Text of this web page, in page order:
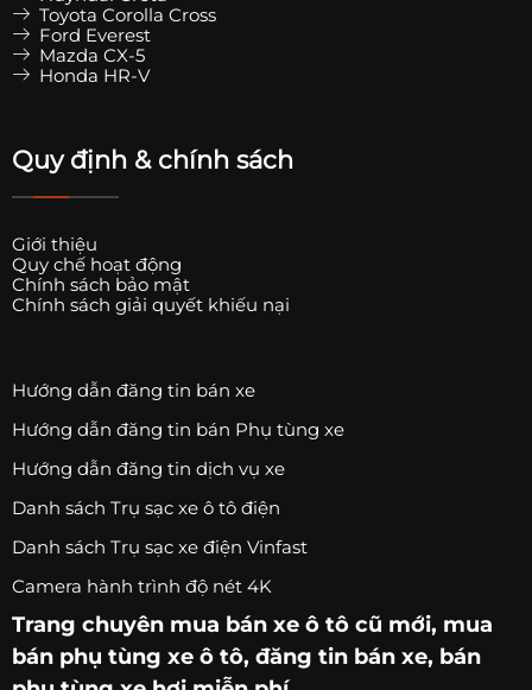
Toyota Corolla Cross
Ford Everest
Mazda CX-5
Honda HR-V
Quy định & chính sách
Giới thiệu
Quy chế hoạt động
Chính sách bảo mật
Chính sách giải quyết khiếu nại
Hướng dẫn đăng tin bán xe
Hướng dẫn đăng tin bán Phụ tùng xe
Hướng dẫn đăng tin dịch vụ xe
Danh sách Trụ sạc xe ô tô điện
Danh sách Trụ sạc xe điện Vinfast
Camera hành trình độ nét 4K
Trang chuyên mua bán xe ô tô cũ mới, mua
bán phụ tùng xe ô tô, đăng tin bán xe, bán